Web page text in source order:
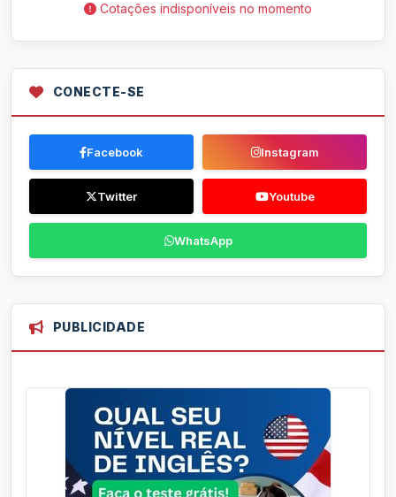
Cotações indisponíveis no momento
CONECTE-SE
Facebook Instagram
Twitter Youtube
WhatsApp
PUBLICIDADE